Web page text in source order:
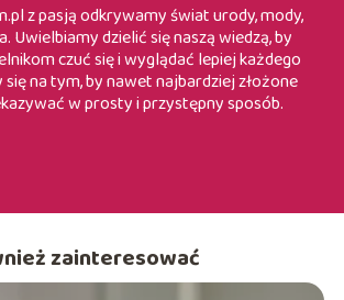
z pasją odkrywamy świat urody, mody,
Uwielbiamy dzielić się naszą wiedzą, by
czuć się i wyglądać lepiej każdego
się na tym, by nawet najbardziej złożone
w prosty i przystępny sposób.
zainteresować